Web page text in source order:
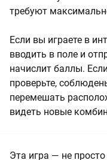
требуют
Если вы играете в
вводить в поле и
начислит баллы.
проверьте,
перемешать
видеть новые
Эта игра — не